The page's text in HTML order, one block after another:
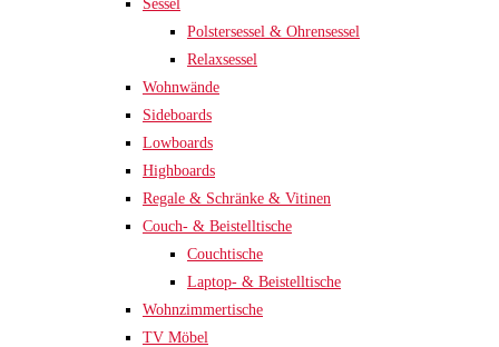
Sessel
Polstersessel & Ohrensessel
Relaxsessel
Wohnwände
Sideboards
Lowboards
Highboards
Regale & Schränke & Vitinen
Couch- & Beistelltische
Couchtische
Laptop- & Beistelltische
Wohnzimmertische
TV Möbel